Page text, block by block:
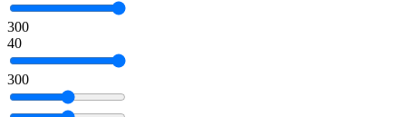
300
40
300